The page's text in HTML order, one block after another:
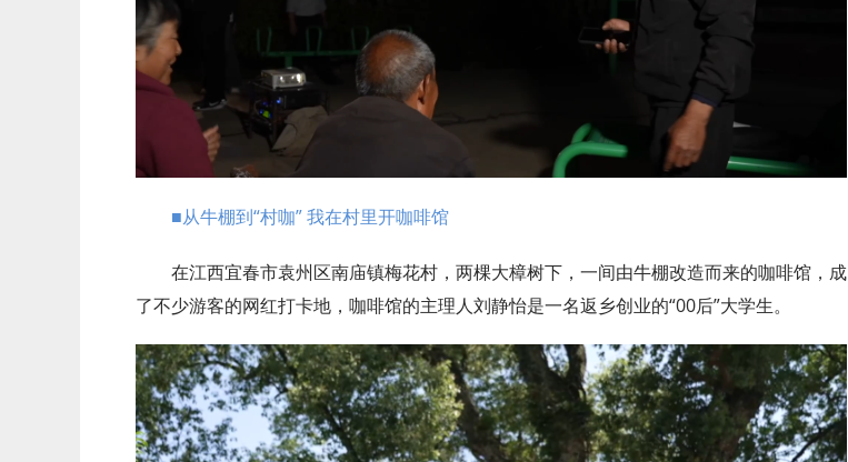
■从牛棚到“村咖” 我在村里开咖啡馆
在江西宜春市袁州区南庙镇梅花村，两棵大樟树下，一间由牛棚改造而来的咖啡馆，成
了不少游客的网红打卡地，咖啡馆的主理人刘静怡是一名返乡创业的“00后”大学生。